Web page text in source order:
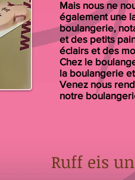
Mais nous ne
également une
boulangerie,
et des petits
éclairs et des
Chez le
la boulangerie
Venez nous
notre
Ruff eis